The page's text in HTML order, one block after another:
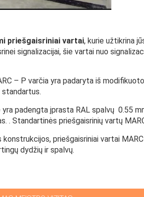
priešgaisriniai vartai, kurie užtikrina
signalizacijai, šie vartai nuo
– P varčia yra padaryta iš
standartus.
yra padengta įprasta RAL spalvų 0.55
. Standartinės priešgaisrinių vartų
priešgaisriniai vartai
dydžių ir spalvų.